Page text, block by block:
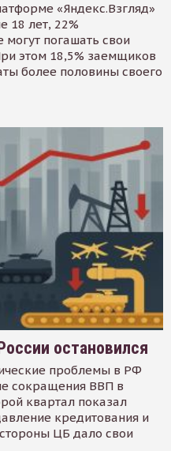
«Яндекс.Взгляд»
18 лет, 22%
могут погашать свои
этом 18,5% заемщиков
более половины своего
остановился
проблемы в РФ
сокращения ВВП в
квартал показал
кредитования и
ЦБ дало свои